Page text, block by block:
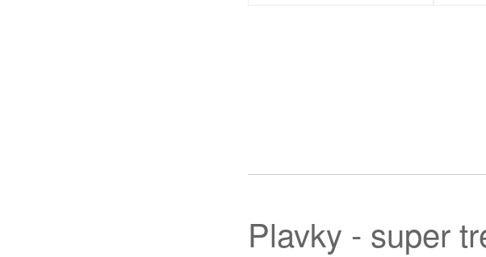
Plavky - super